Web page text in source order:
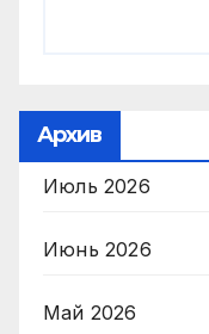
Архив
Июль 2026
Июнь 2026
Май 2026